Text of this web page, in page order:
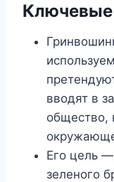
вводят в
общество,
Его цель
зеленого